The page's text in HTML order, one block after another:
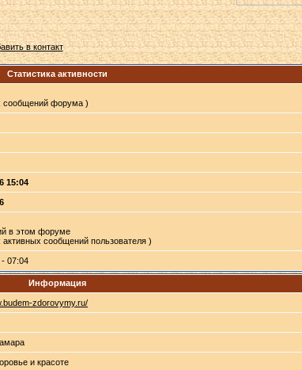
в контакт
Статистика активности
сообщений форума )
15:04
в этом форуме
активных сообщений пользователя )
07:04
Информация
zdorovymy.ru/
и красоте